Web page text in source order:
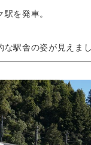
を発車。
駅舎の姿が見えまし